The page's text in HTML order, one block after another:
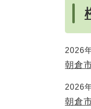
2026
朝倉
2026
朝倉